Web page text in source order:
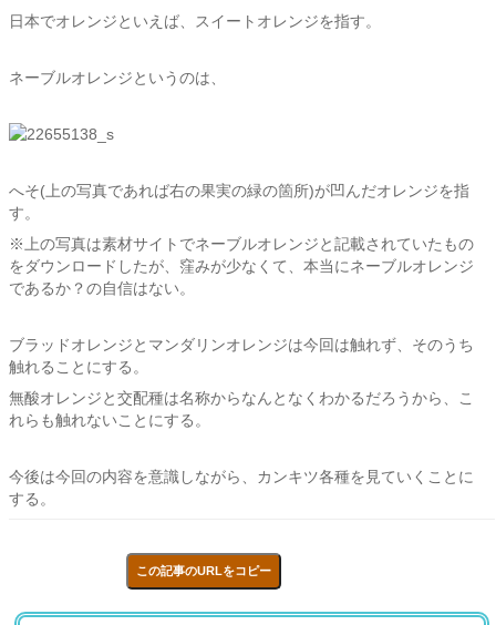
日本でオレンジといえば、スイートオレンジを指す。
ネーブルオレンジというのは、
へそ(上の写真であれば右の果実の緑の箇所)が凹んだオレンジを指
す。
※上の写真は素材サイトでネーブルオレンジと記載されていたもの
をダウンロードしたが、窪みが少なくて、本当にネーブルオレンジ
であるか？の自信はない。
ブラッドオレンジとマンダリンオレンジは今回は触れず、そのうち
触れることにする。
無酸オレンジと交配種は名称からなんとなくわかるだろうから、こ
れらも触れないことにする。
今後は今回の内容を意識しながら、カンキツ各種を見ていくことに
する。
この記事のURLをコピー